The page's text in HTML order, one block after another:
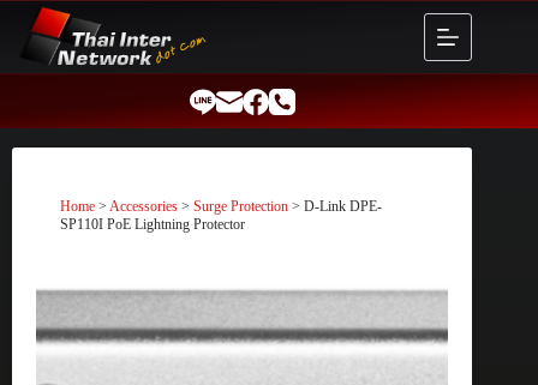
content
Home > Accessories > Surge Protection > D-Link DPE-
SP110I PoE Lightning Protector